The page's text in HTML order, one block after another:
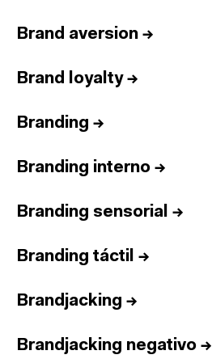
Brand aversion →
Brand loyalty→
Branding →
Branding interno →
Branding sensorial →
Branding táctil →
Brandjacking →
Brandjacking negativo →